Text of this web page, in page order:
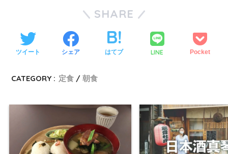
SHARE
ツイート シェア はてブ LINE Pocket
CATEGORY : 定食 朝食